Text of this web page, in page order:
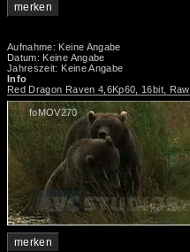
merken
Aufnahme: Keine Angabe
Datum: Keine Angabe
Jahreszeit: Keine Angabe
Info
Red Dragon Raven 4,6Kp60, 16bit, Raw
foMOV270
merken